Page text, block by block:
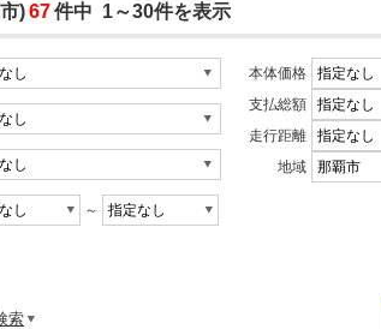
)67件中 1～30件を表示
～
本体価格
支払総額
走行距離
地域
索